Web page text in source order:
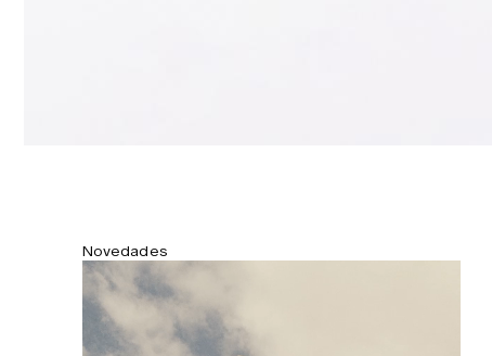
Novedades